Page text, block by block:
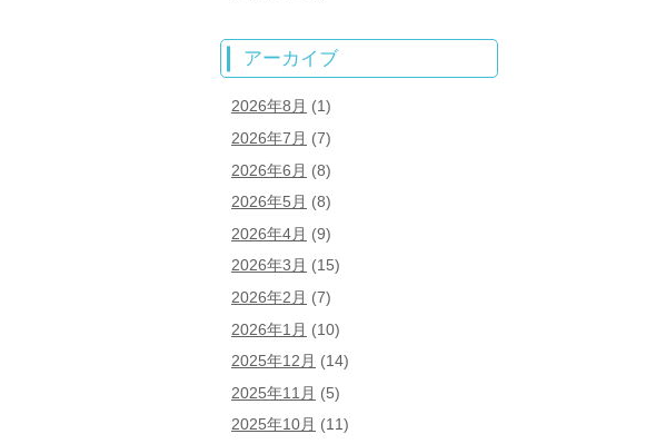
アーカイブ
2026年8月 (1)
2026年7月 (7)
2026年6月 (8)
2026年5月 (8)
2026年4月 (9)
2026年3月 (15)
2026年2月 (7)
2026年1月 (10)
2025年12月 (14)
2025年11月 (5)
2025年10月 (11)